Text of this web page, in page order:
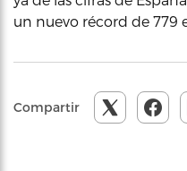
un nuevo récord de 779
Compartir